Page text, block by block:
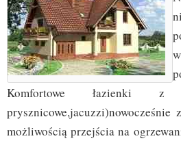
Komfortowe łazienki z
możliwością przejścia na